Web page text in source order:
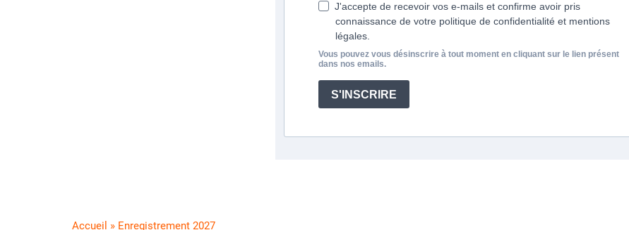
J'accepte de recevoir vos e-mails et confirme avoir pris
connaissance de votre politique de confidentialité et mentions
légales.
Vous pouvez vous désinscrire à tout moment en cliquant sur le lien présent
dans nos emails.
S'INSCRIRE
Accueil » Enregistrement 2027